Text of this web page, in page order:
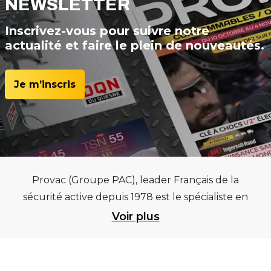
NEWSLETTER
Inscrivez-vous pour suivre notre
actualité et faire le plein de nouveautés.
Je m’inscris
Provac (Groupe PAC), leader Français de la
sécurité active depuis 1978 est le spécialiste en
équipements pour garages et centres
Voir plus